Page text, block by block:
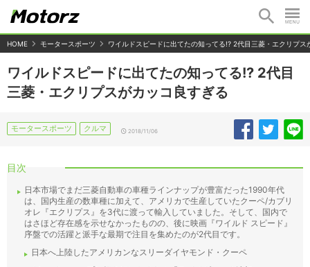
HOME モータースポーツ ワイルドスピードに出てたの知ってる!? 2代目三菱・エクリプス
ワイルドスピードに出てたの知ってる!? 2代目
三菱・エクリプスがカッコ良すぎる
モータースポーツ クルマ 2018/11/06
目次
日本市場でまだ三菱自動車の車種ラインナップが豊富だった1990年代
は、国内生産の数車種に加えて、アメリカで生産していたクーペ/カブリ
オレ『エクリプス』を3代に渡って輸入していました。そして、国内で
はさほど存在感を示せなかったものの、後に映画『ワイルド スピード』
序盤での活躍と派手な最期で注目を集めたのが2代目です。
日本へ上陸したアメリカンなスリーダイヤモンド・クーペ